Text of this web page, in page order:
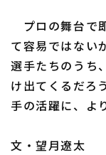
プロの舞台で
て容易ではない
選手たちのうち
け出てくるだろ
手の活躍に、よ
文・望月遼太